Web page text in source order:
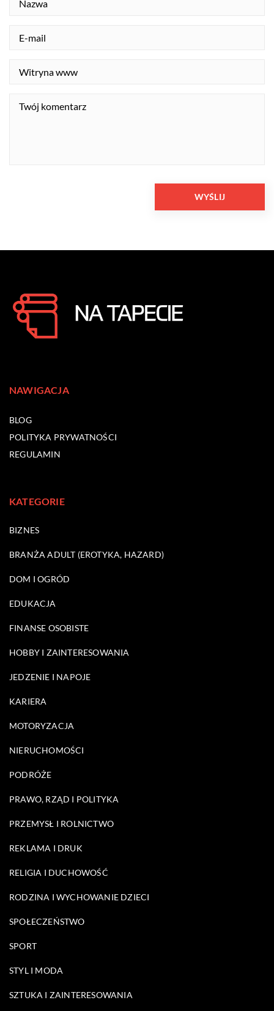
NAWIGACJA
BLOG
POLITYKA PRYWATNOŚCI
REGULAMIN
KATEGORIE
BIZNES
BRANŻA ADULT (EROTYKA, HAZARD)
DOM I OGRÓD
EDUKACJA
FINANSE OSOBISTE
HOBBY I ZAINTERESOWANIA
JEDZENIE I NAPOJE
KARIERA
MOTORYZACJA
NIERUCHOMOŚCI
PODRÓŻE
PRAWO, RZĄD I POLITYKA
PRZEMYSŁ I ROLNICTWO
REKLAMA I DRUK
RELIGIA I DUCHOWOŚĆ
RODZINA I WYCHOWANIE DZIECI
SPOŁECZEŃSTWO
SPORT
STYL I MODA
SZTUKA I ZAINTERESOWANIA